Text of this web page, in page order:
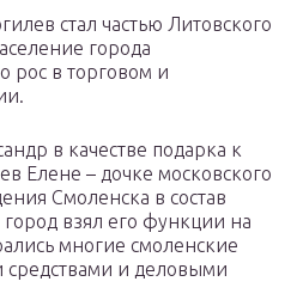
стал частью Литовского
города
рос в торговом и
в качестве подарка к
Елене – дочке московского
Смоленска в состав
взял его функции на
многие смоленские
средствами и деловыми